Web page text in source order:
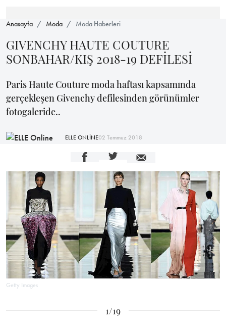
Anasayfa Moda Moda Haberleri
GIVENCHY HAUTE COUTURE
SONBAHAR/KIŞ 2018-19 DEFİLESİ
Paris Haute Couture moda haftası kapsamında
gerçekleşen Givenchy defilesinden görünümler
fotogaleride..
ELLE ONLİNE02 Temmuz 2018
Getty Images
1/19